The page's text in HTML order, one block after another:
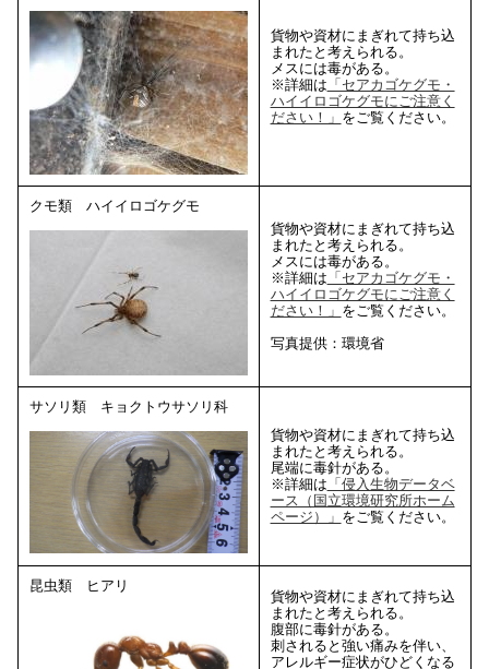
貨物や資材にまぎれて持ち込
まれたと考えられる。
メスには毒がある。
※詳細は 「セアカゴケグモ・
ハイイロゴケグモにご注意く
ださい！」 をご覧ください。
クモ類 ハイイロゴケグモ
貨物や資材にまぎれて持ち込
まれたと考えられる。
メスには毒がある。
※詳細は 「セアカゴケグモ・
ハイイロゴケグモにご注意く
ださい！」 をご覧ください。
写真提供：環境省
サソリ類 キョクトウサソリ科
貨物や資材にまぎれて持ち込
まれたと考えられる。
尾端に毒針がある。
※詳細は 「侵入生物データベ
ース（国立環境研究所ホーム
ページ）」 をご覧ください。
昆虫類 ヒアリ
貨物や資材にまぎれて持ち込
まれたと考えられる。
腹部に毒針がある。
刺されると強い痛みを伴い、
アレルギー症状がひどくなる